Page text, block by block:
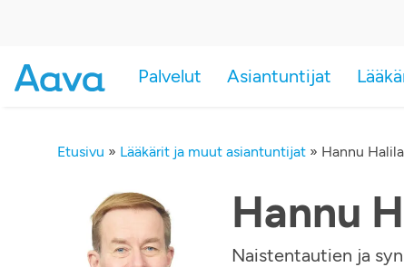
Palvelut Asiantuntijat
Etusivu » Lääkärit ja muut asiantuntijat » Hannu Halila
Hannu
Naistentautien ja